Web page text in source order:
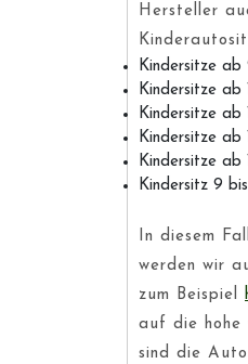
Hersteller
Kindersitze ab
Kindersitze ab
Kindersitze ab
Kindersitze ab
Kindersitze ab
Kindersitz 9
In diesem
werden wir
zum Beispiel
auf die hohe
sind die